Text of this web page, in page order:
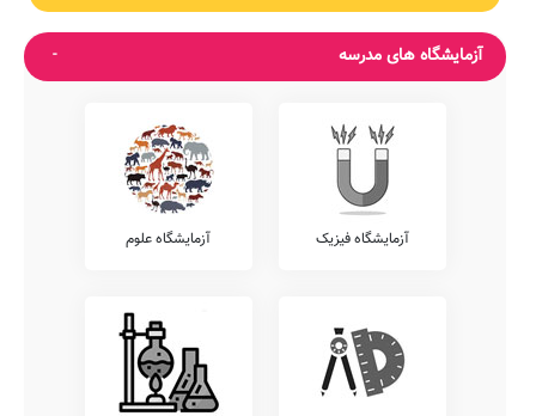
آزمایشگاه های مدرسه
آزمایشگاه فیزیک آزمایشگاه علوم